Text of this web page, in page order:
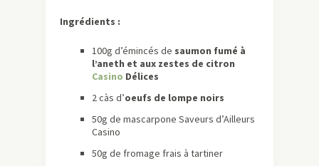
Ingrédients :
100g d’émincés de saumon fumé à
l’aneth et aux zestes de citron
Casino Délices
2 càs d’oeufs de lompe noirs
50g de mascarpone Saveurs d’Ailleurs
Casino
50g de fromage frais à tartiner